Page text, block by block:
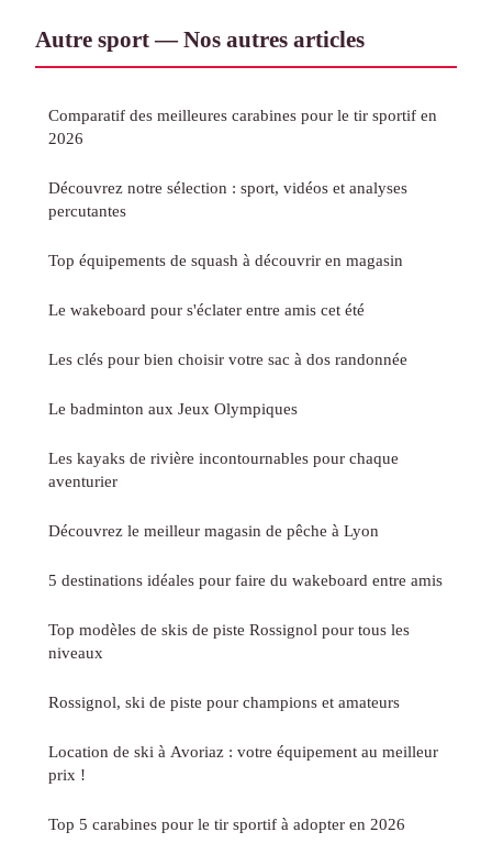
Autre sport — Nos autres articles
Comparatif des meilleures carabines pour le tir sportif en
2026
Découvrez notre sélection : sport, vidéos et analyses
percutantes
Top équipements de squash à découvrir en magasin
Le wakeboard pour s'éclater entre amis cet été
Les clés pour bien choisir votre sac à dos randonnée
Le badminton aux Jeux Olympiques
Les kayaks de rivière incontournables pour chaque
aventurier
Découvrez le meilleur magasin de pêche à Lyon
5 destinations idéales pour faire du wakeboard entre amis
Top modèles de skis de piste Rossignol pour tous les
niveaux
Rossignol, ski de piste pour champions et amateurs
Location de ski à Avoriaz : votre équipement au meilleur
prix !
Top 5 carabines pour le tir sportif à adopter en 2026